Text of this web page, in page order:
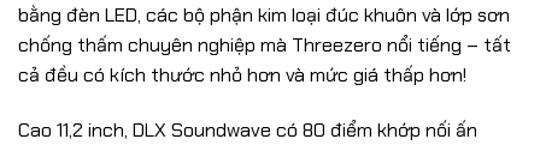
bằng đèn LED, các bộ phận kim loại đúc khuôn và lớp sơn
chống thấm chuyên nghiệp mà Threezero nổi tiếng – tất
cả đều có kích thước nhỏ hơn và mức giá thấp hơn!
Cao 11,2 inch, DLX Soundwave có 80 điểm khớp nối ấn